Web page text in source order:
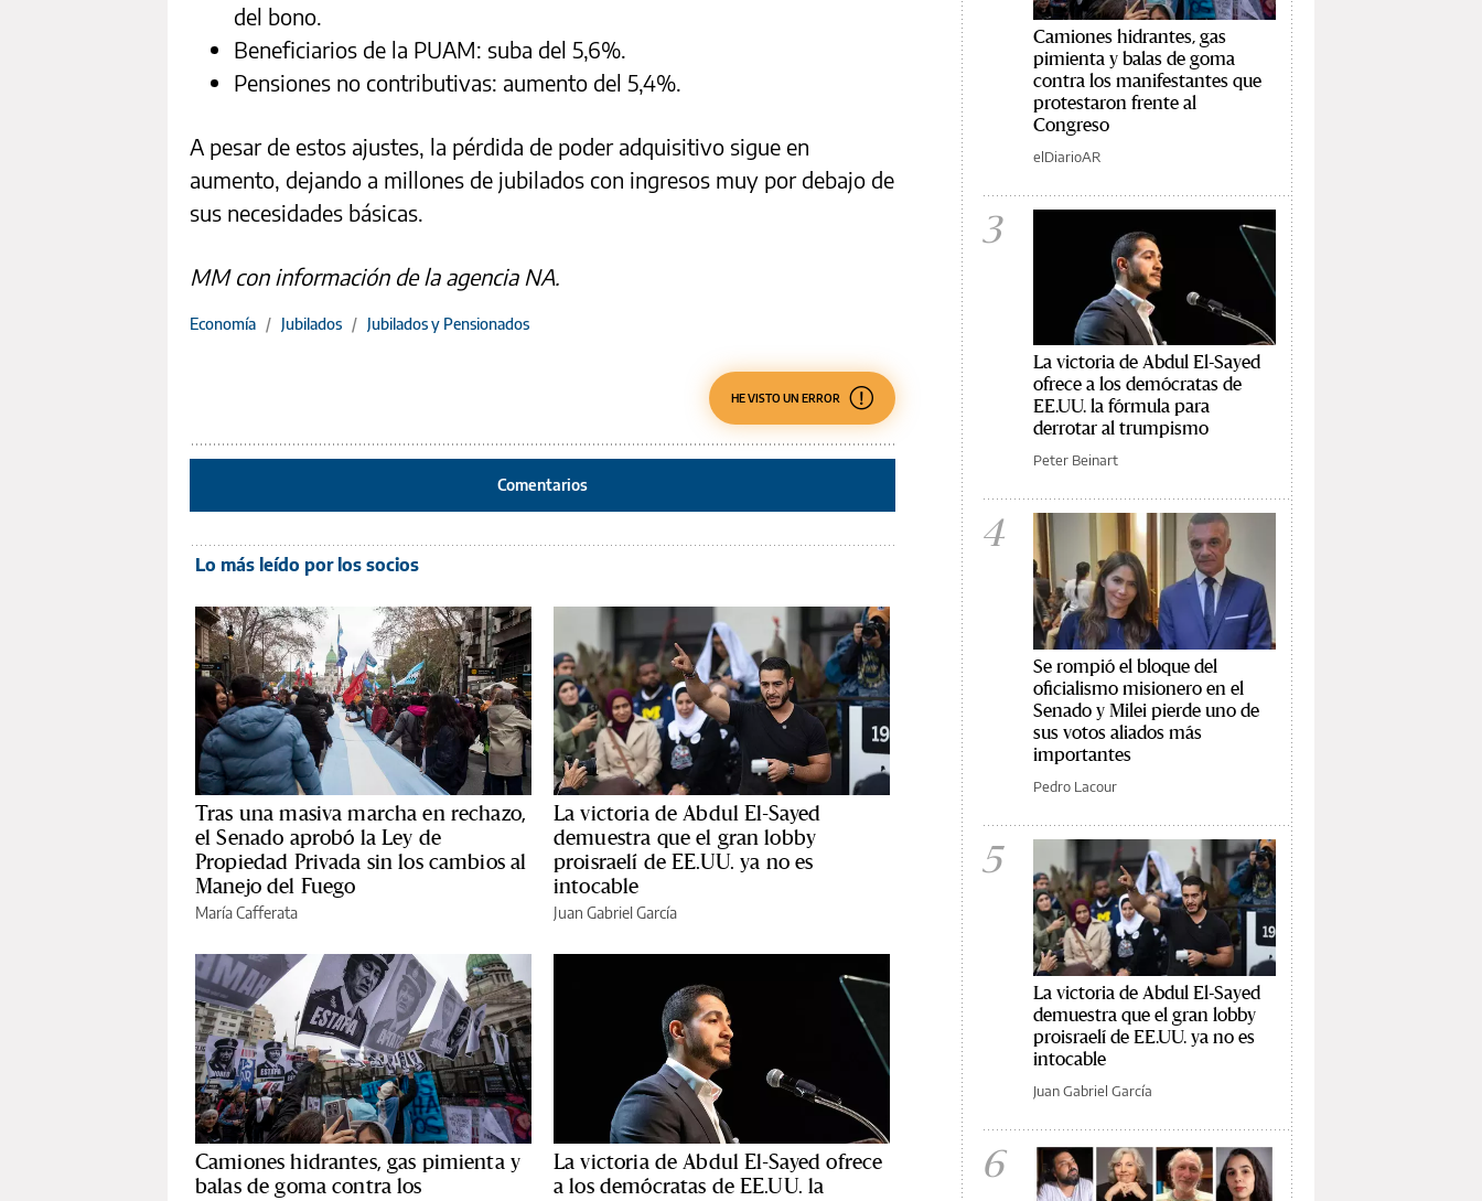
del bono.
Beneficiarios de la PUAM: suba del 5,6%.
Pensiones no contributivas: aumento del 5,4%.
A pesar de estos ajustes, la pérdida de poder adquisitivo sigue en
aumento, dejando a millones de jubilados con ingresos muy por debajo de
sus necesidades básicas.
MM con información de la agencia NA.
Economía / Jubilados / Jubilados y Pensionados
HE VISTO UN ERROR
Comentarios
Lo más leído por los socios
Tras una masiva marcha en rechazo,
el Senado aprobó la Ley de
Propiedad Privada sin los cambios al
Manejo del Fuego
María Cafferata
La victoria de Abdul El-Sayed
demuestra que el gran lobby
proisraelí de EE.UU. ya no es
intocable
Juan Gabriel García
Camiones hidrantes, gas pimienta y
balas de goma contra los
La victoria de Abdul El-Sayed ofrece
a los demócratas de EE.UU. la
Camiones hidrantes, gas
pimienta y balas de goma
contra los manifestantes que
protestaron frente al
Congreso
elDiarioAR
3
La victoria de Abdul El-Sayed
ofrece a los demócratas de
EE.UU. la fórmula para
derrotar al trumpismo
Peter Beinart
4
Se rompió el bloque del
oficialismo misionero en el
Senado y Milei pierde uno de
sus votos aliados más
importantes
Pedro Lacour
5
La victoria de Abdul El-Sayed
demuestra que el gran lobby
proisraelí de EE.UU. ya no es
intocable
Juan Gabriel García
6